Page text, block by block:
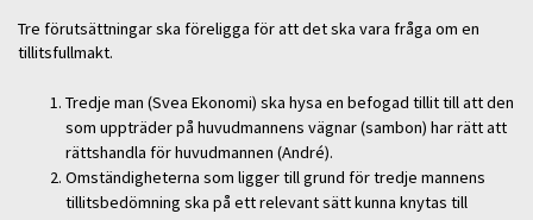
Tre förutsättningar ska föreligga för att det ska vara fråga om en
tillitsfullmakt.
Tredje man (Svea Ekonomi) ska hysa en befogad tillit till att den
som uppträder på huvudmannens vägnar (sambon) har rätt att
rättshandla för huvudmannen (André).
Omständigheterna som ligger till grund för tredje mannens
tillitsbedömning ska på ett relevant sätt kunna knytas till